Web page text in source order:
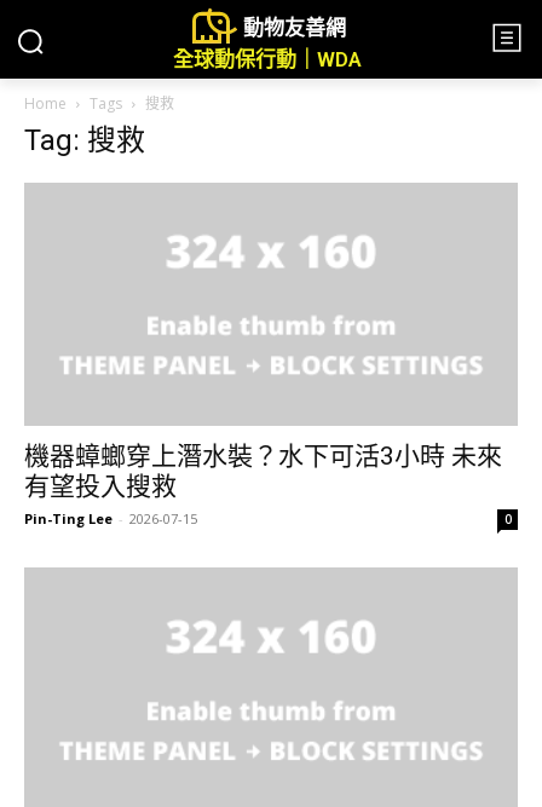
動物友善網
全球動保行動｜WDA
Home Tags 搜救
Tag: 搜救
機器蟑螂穿上潛水裝？水下可活3小時 未來
有望投入搜救
Pin-Ting Lee - 2026-07-15 0